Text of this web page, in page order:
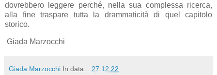
dovrebbero leggere perché, nella sua complessa ricerca,
alla fine traspare tutta la drammaticità di quel capitolo
storico.
Giada Marzocchi
Giada Marzocchi In data... 27.12.22